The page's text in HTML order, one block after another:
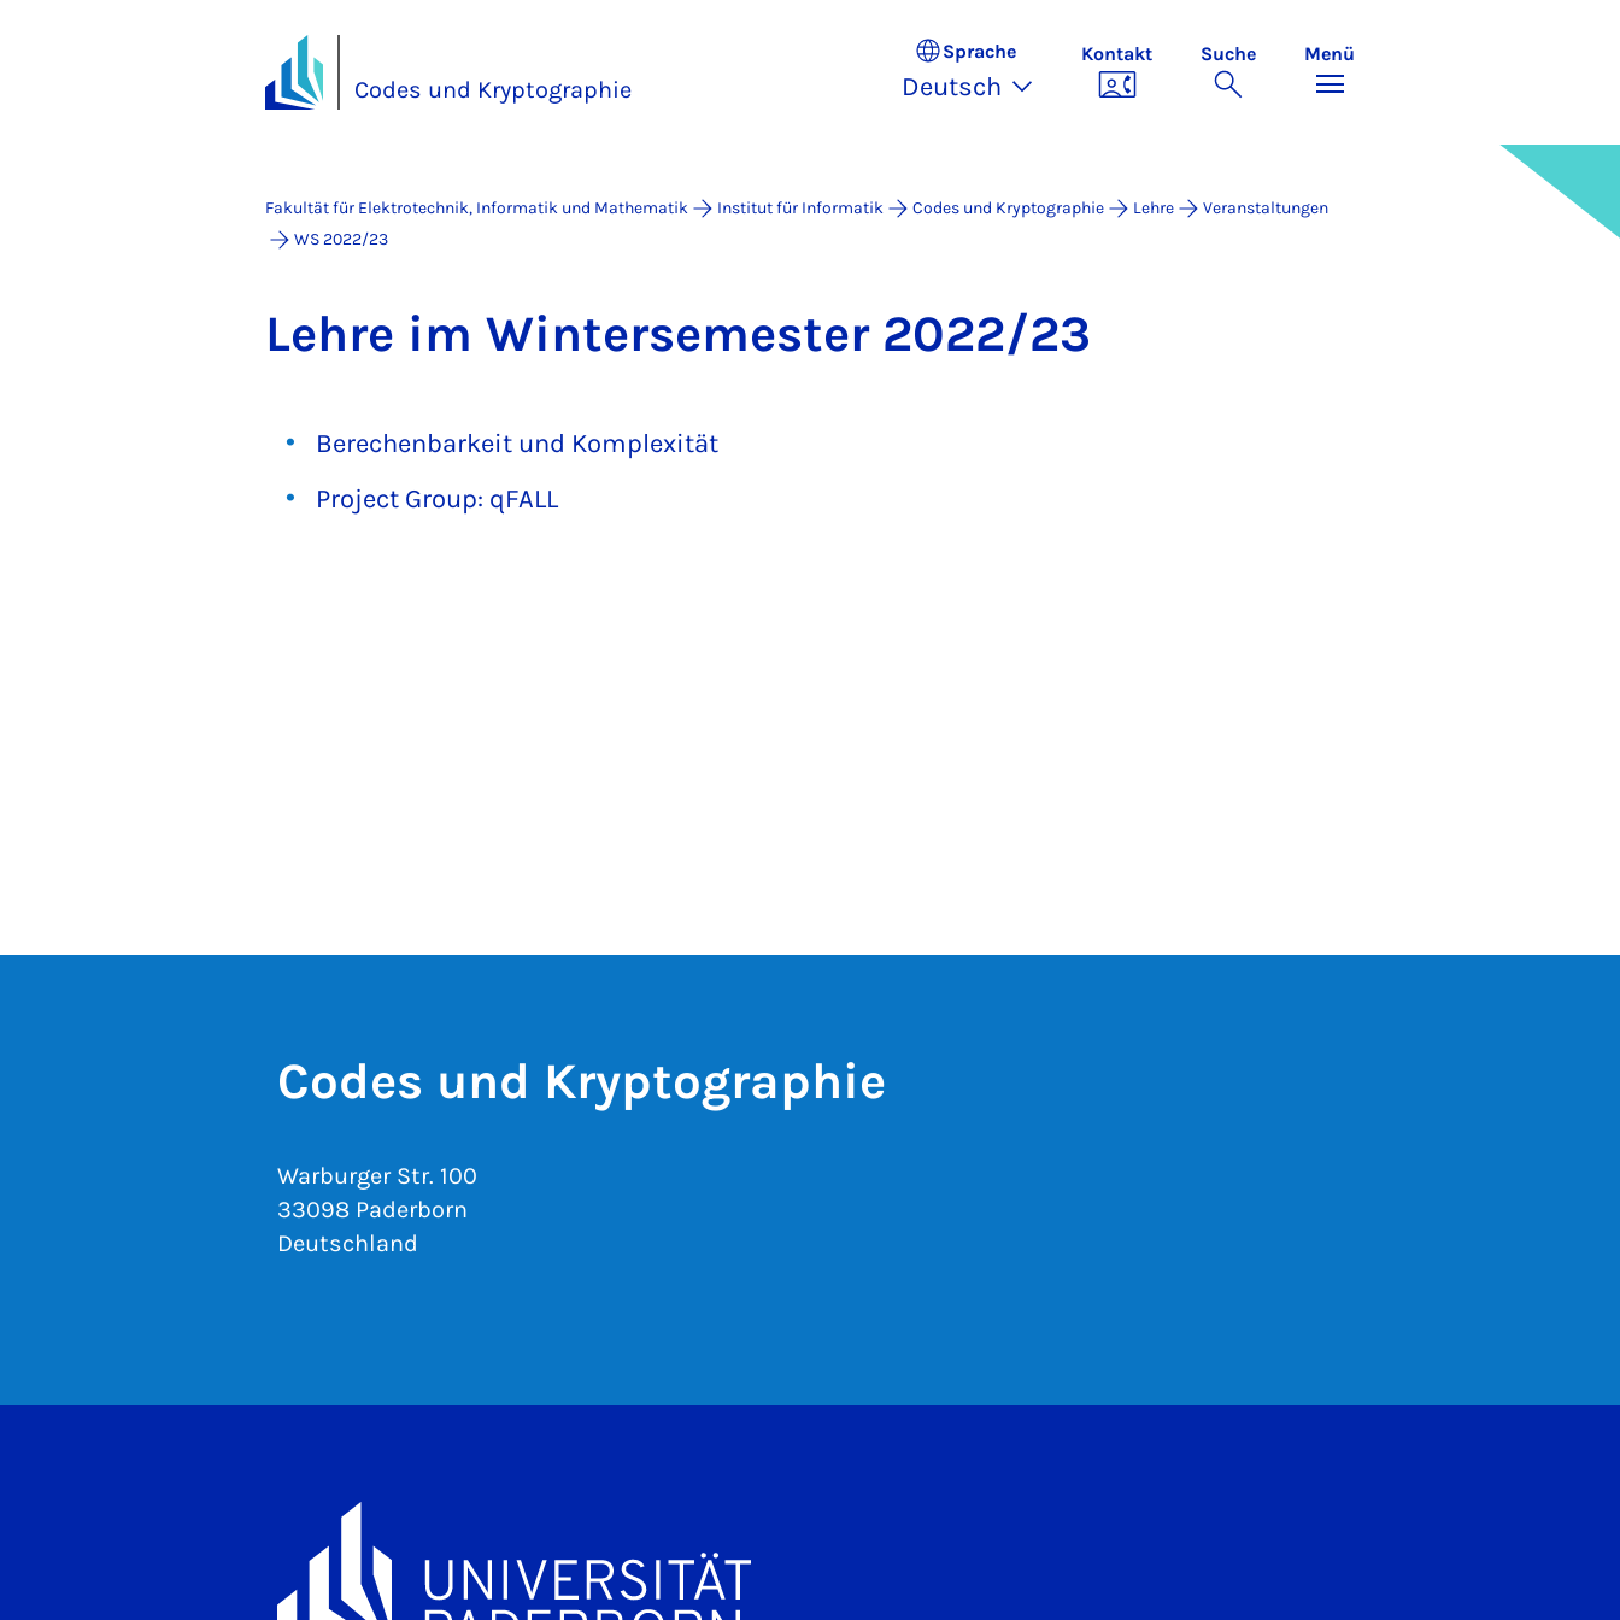
Codes und Kryptographie
Sprache
Deutsch
Kontakt Suche Menü
Fakultät für Elektrotechnik, Informatik und Mathematik Institut für Informatik Codes und Kryptographie Lehre
Veranstaltungen
WS 2022/23
Leh­re im Win­ter­se­mes­ter 2022/23
Berechenbarkeit und Komplexität
Project Group: qFALL
Codes und Kryptographie
Warburger Str. 100
33098 Paderborn
Deutschland